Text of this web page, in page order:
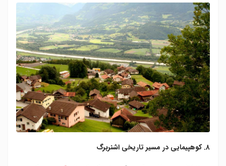
۸. کوهپیمایی در مسیر تاریخی اشنربرگ